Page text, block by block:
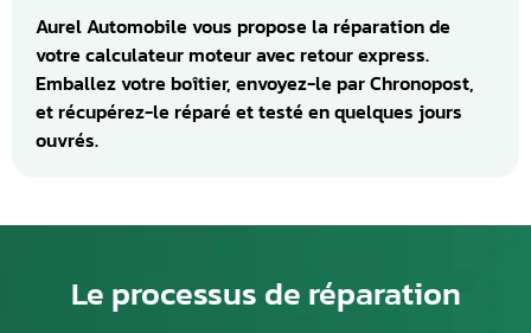
Aurel Automobile vous propose la réparation de
votre calculateur moteur avec retour express.
Emballez votre boîtier, envoyez-le par Chronopost,
et récupérez-le réparé et testé en quelques jours
ouvrés.
Le processus de réparation